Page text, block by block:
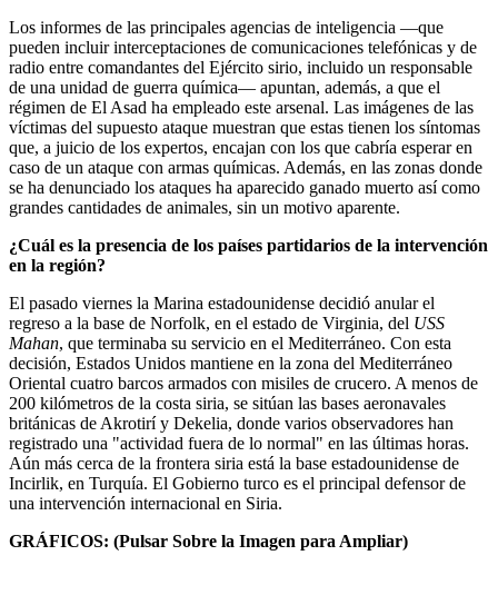
Los informes de las principales agencias de inteligencia —que
pueden incluir interceptaciones de comunicaciones telefónicas y de
radio entre comandantes del Ejército sirio, incluido un responsable
de una unidad de guerra química— apuntan, además, a que el
régimen de El Asad ha empleado este arsenal. Las imágenes de las
víctimas del supuesto ataque muestran que estas tienen los síntomas
que, a juicio de los expertos, encajan con los que cabría esperar en
caso de un ataque con armas químicas. Además, en las zonas donde
se ha denunciado los ataques ha aparecido ganado muerto así como
grandes cantidades de animales, sin un motivo aparente.
¿Cuál es la presencia de los países partidarios de la intervención
en la región?
El pasado viernes la Marina estadounidense decidió anular el
regreso a la base de Norfolk, en el estado de Virginia, del USS
Mahan, que terminaba su servicio en el Mediterráneo. Con esta
decisión, Estados Unidos mantiene en la zona del Mediterráneo
Oriental cuatro barcos armados con misiles de crucero. A menos de
200 kilómetros de la costa siria, se sitúan las bases aeronavales
británicas de Akrotirí y Dekelia, donde varios observadores han
registrado una "actividad fuera de lo normal" en las últimas horas.
Aún más cerca de la frontera siria está la base estadounidense de
Incirlik, en Turquía. El Gobierno turco es el principal defensor de
una intervención internacional en Siria.
GRÁFICOS: (Pulsar Sobre la Imagen para Ampliar)